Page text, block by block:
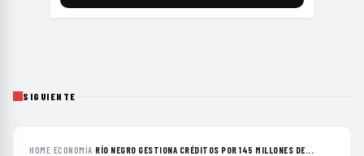
SIGUIENTE
HOME›ECONOMÍA›RÍO NEGRO GESTIONA CRÉDITOS POR 145 MILLONES DE...